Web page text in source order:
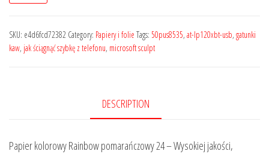
SKU: e4d6fcd72382 Category: Papiery i folie Tags: 50pus8535, at-lp120xbt-usb, gatunki
kaw, jak ściągnąć szybkę z telefonu, microsoft sculpt
DESCRIPTION
Papier kolorowy Rainbow pomarańczowy 24 – Wysokiej jakości,